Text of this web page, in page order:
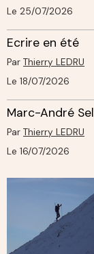
Le 25/07/2026
Ecrire en été
Par Thierry LEDRU
Le 18/07/2026
Marc-André
Par Thierry LEDRU
Le 16/07/2026